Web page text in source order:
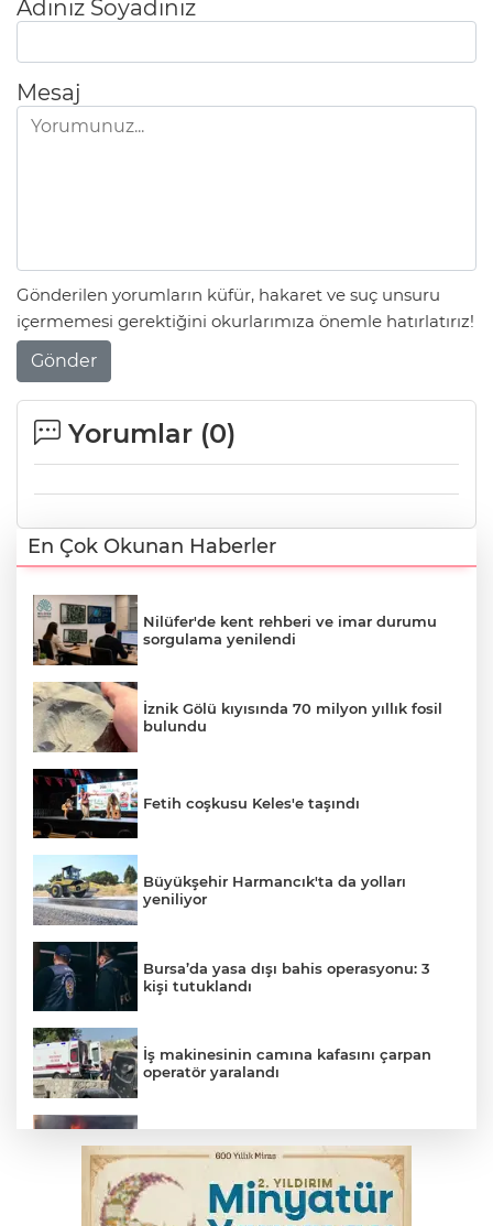
Adınız Soyadınız
Mesaj
Gönderilen yorumların küfür, hakaret ve suç unsuru
içermemesi gerektiğini okurlarımıza önemle hatırlatırız!
Gönder
Yorumlar (0)
En Çok Okunan Haberler
Nilüfer'de kent rehberi ve imar durumu
sorgulama yenilendi
İznik Gölü kıyısında 70 milyon yıllık fosil
bulundu
Fetih coşkusu Keles'e taşındı
Büyükşehir Harmancık'ta da yolları
yeniliyor
Bursa’da yasa dışı bahis operasyonu: 3
kişi tutuklandı
İş makinesinin camına kafasını çarpan
operatör yaralandı
sıçrayan alevler söndürüldü